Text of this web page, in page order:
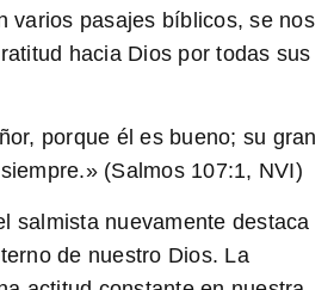
varios pasajes bíblicos, se nos
hacia Dios por todas sus
porque él es bueno; su gran
(Salmos 107:1, NVI)
salmista nuevamente destaca
de nuestro Dios. La